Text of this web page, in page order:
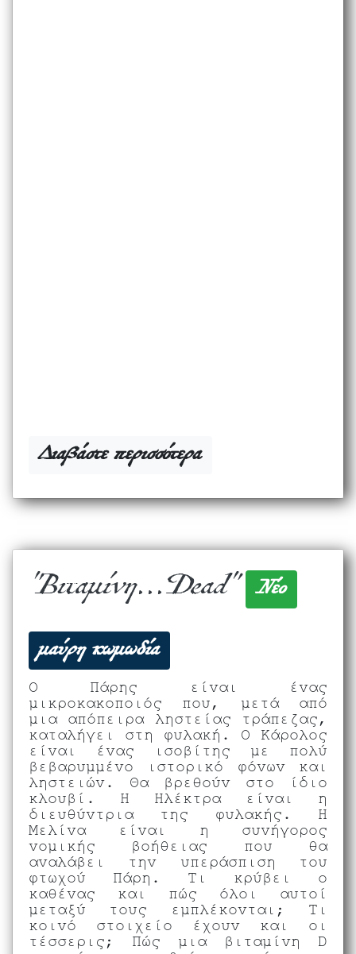
Διαβάστε περισσότερα
"Βιταμίνη...Dead" Νέο
μαύρη κωμωδία
Ο Πάρης είναι ένας
μικροκακοποιός που, μετά από
μια απόπειρα ληστείας τράπεζας,
καταλήγει στη φυλακή. Ο Κάρολος
είναι ένας ισοβίτης με πολύ
βεβαρυμμένο ιστορικό φόνων και
ληστειών. Θα βρεθούν στο ίδιο
κλουβί. Η Ηλέκτρα είναι η
διευθύντρια της φυλακής. Η
Μελίνα είναι η συνήγορος
νομικής βοήθειας που θα
αναλάβει την υπεράσπιση του
φτωχού Πάρη. Τι κρύβει ο
καθένας και πώς όλοι αυτοί
μεταξύ τους εμπλέκονται; Τι
κοινό στοιχείο έχουν και οι
τέσσερις; Πώς μια βιταμίνη D